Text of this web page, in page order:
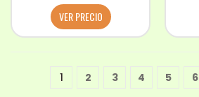
VER PRECIO
11 2 3 4 5 6